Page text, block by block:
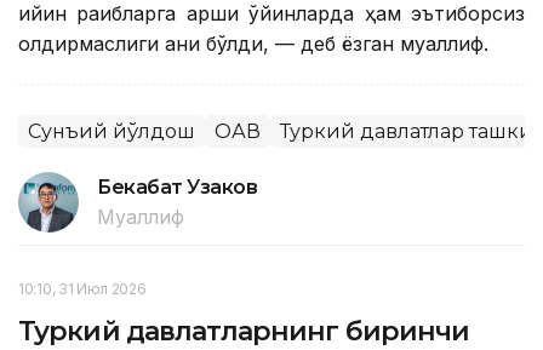
қийин рақибларга қарши ўйинларда ҳам эътиборсиз
қолдирмаслиги аниқ бўлди, — деб ёзган муаллиф.
Сунъий йўлдош ОАВ Туркий давлатлар
Бекабат Узаков
Муаллиф
10:10, 31 Июл 2026
Туркий давлатларнинг биринчи